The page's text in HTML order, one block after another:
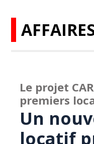
Le projet
premiers
Un
locatif